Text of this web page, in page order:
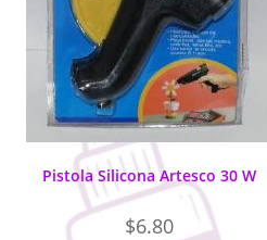
Pistola Silicona Artesco 30 W
$6.80